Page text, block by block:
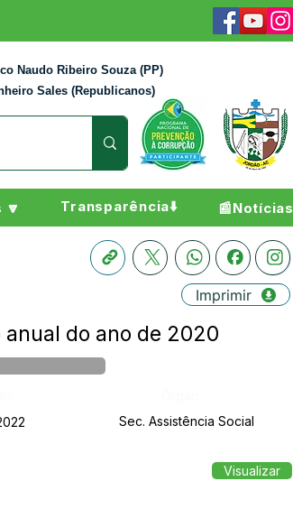
Naudo Ribeiro Souza (PP)
Sales (Republicanos)
Transparência⬇️ 📰Notícias
Imprimir
do ano de 2020
Sec. Assistência Social
Visualizar